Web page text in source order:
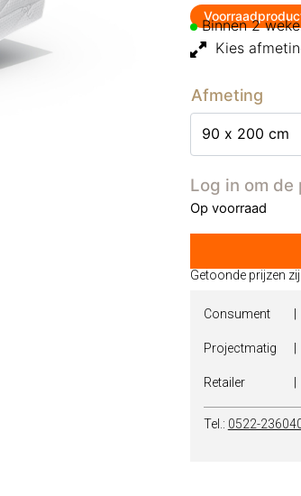
Binnen 2
Kies
Afmeting
Log in om
Op voorraad
Getoonde prijzen
Consument
Projectmatig
Retailer
Tel.: 0522-